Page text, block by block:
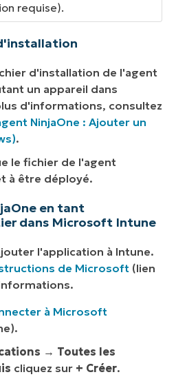
requise).
d'installation de l'agent
un appareil dans
d'informations, consultez
NinjaOne : Ajouter un
.
le fichier de l'agent
à être déployé.
en tant
dans Microsoft Intune
l'application à Intune.
de Microsoft (lien
à Microsoft
.
→ Toutes les
cliquez sur + Créer.